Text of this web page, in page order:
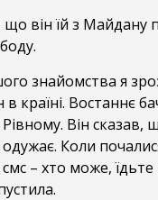
він їй з Майдану
знайомства я
в країні. Востаннє
Він сказав,
Коли
– хто може,